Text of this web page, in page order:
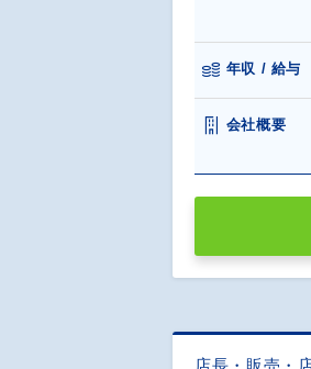
年収 / 給与
会社概要
店長・販売・